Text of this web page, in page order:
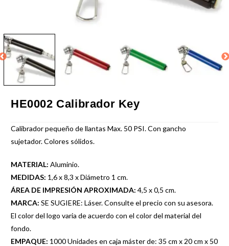
HE0002 Calibrador Key
Calibrador pequeño de llantas Max. 50 PSI. Con gancho
sujetador. Colores sólidos.
MATERIAL: Aluminio.
MEDIDAS: 1,6 x 8,3 x Diámetro 1 cm.
ÁREA DE IMPRESIÓN APROXIMADA: 4,5 x 0,5 cm.
MARCA: SE SUGIERE: Láser. Consulte el precio con su asesora.
El color del logo varia de acuerdo con el color del material del
fondo.
EMPAQUE: 1000 Unidades en caja máster de: 35 cm x 20 cm x 50